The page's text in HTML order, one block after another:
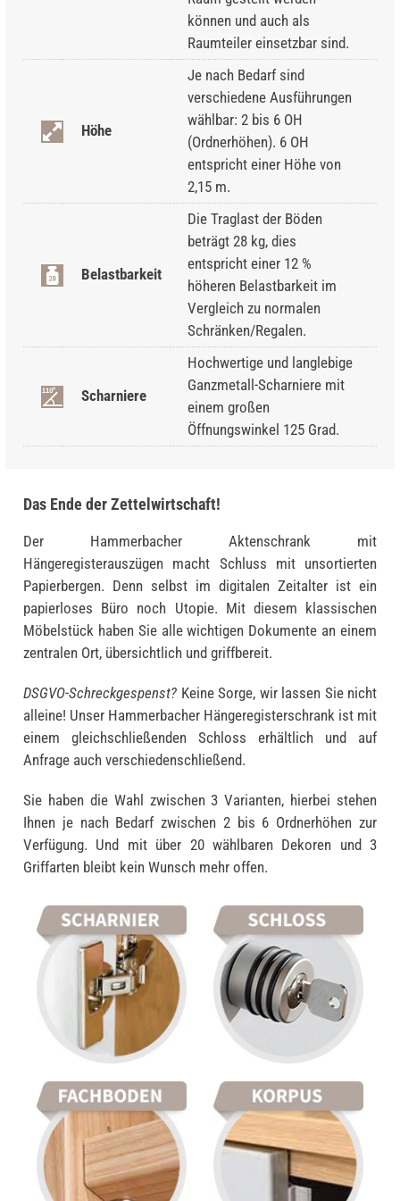
können und auch als
Raumteiler einsetzbar sind.
Höhe
Je nach Bedarf sind
verschiedene Ausführungen
wählbar: 2 bis 6 OH
(Ordnerhöhen). 6 OH
entspricht einer Höhe von
2,15 m.
Belastbarkeit
Die Traglast der Böden
beträgt 28 kg, dies
entspricht einer 12 %
höheren Belastbarkeit im
Vergleich zu normalen
Schränken/Regalen.
Scharniere
Hochwertige und langlebige
Ganzmetall-Scharniere mit
einem großen
Öffnungswinkel 125 Grad.
Das Ende der Zettelwirtschaft!
Der Hammerbacher Aktenschrank mit
Hängeregisterauszügen macht Schluss mit unsortierten
Papierbergen. Denn selbst im digitalen Zeitalter ist ein
papierloses Büro noch Utopie. Mit diesem klassischen
Möbelstück haben Sie alle wichtigen Dokumente an einem
zentralen Ort, übersichtlich und griffbereit.
DSGVO-Schreckgespenst? Keine Sorge, wir lassen Sie nicht
alleine! Unser Hammerbacher Hängeregisterschrank ist mit
einem gleichschließenden Schloss erhältlich und auf
Anfrage auch verschiedenschließend.
Sie haben die Wahl zwischen 3 Varianten, hierbei stehen
Ihnen je nach Bedarf zwischen 2 bis 6 Ordnerhöhen zur
Verfügung. Und mit über 20 wählbaren Dekoren und 3
Griffarten bleibt kein Wunsch mehr offen.